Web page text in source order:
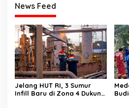
News Feed
Jelang HUT RI, 3 Sumur
Infill Baru di Zona 4 Dukung